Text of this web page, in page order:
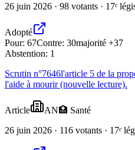
26 juin 2026 · 98 votants · 17ᵉ
Adopté
Pour: 67Contre: 30majorité +37
Abstention: 1
Scrutin n°7646l'article 5 de la
l'aide à mourir (nouvelle lecture).
Article AN🏥 Santé
26 juin 2026 · 116 votants · 17ᵉ